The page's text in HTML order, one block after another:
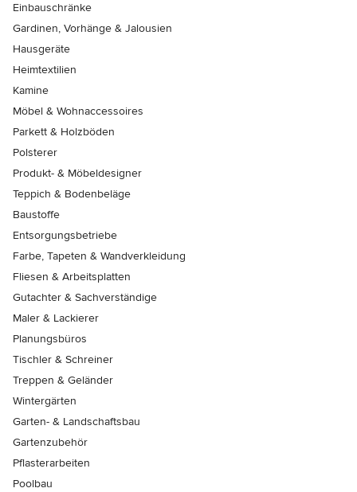
Einbauschränke
Gardinen, Vorhänge & Jalousien
Hausgeräte
Heimtextilien
Kamine
Möbel & Wohnaccessoires
Parkett & Holzböden
Polsterer
Produkt- & Möbeldesigner
Teppich & Bodenbeläge
Baustoffe
Entsorgungsbetriebe
Farbe, Tapeten & Wandverkleidung
Fliesen & Arbeitsplatten
Gutachter & Sachverständige
Maler & Lackierer
Planungsbüros
Tischler & Schreiner
Treppen & Geländer
Wintergärten
Garten- & Landschaftsbau
Gartenzubehör
Pflasterarbeiten
Poolbau